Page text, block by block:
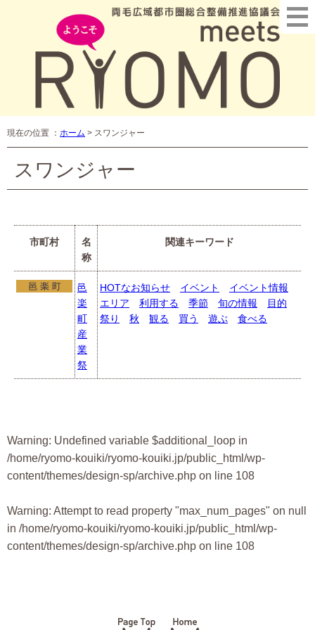
現在の位置 ： ホーム > スワンジャー
スワンジャー
市町村
名
称
関連キーワード
邑
楽
町
産
業
祭
HOTなお知らせ イベント
イベント情報
エリア
利用する 季節 旬の情報
目的
祭り
秋 観る 買う 遊ぶ 食べる
Warning: Undefined variable $additional_loop in
/home/ryomo-kouiki/ryomo-kouiki.jp/public_html/wp-
content/themes/design-sp/archive.php on line 108
Warning: Attempt to read property "max_num_pages" on null
in /home/ryomo-kouiki/ryomo-kouiki.jp/public_html/wp-
content/themes/design-sp/archive.php on line 108